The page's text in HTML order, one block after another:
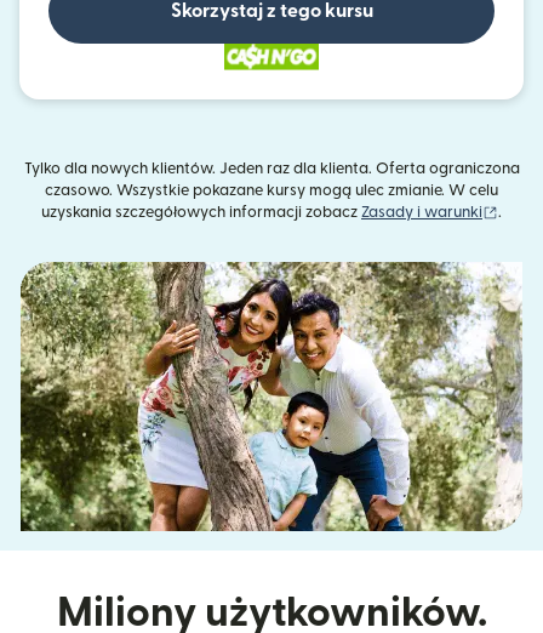
Skorzystaj z tego kursu
Tylko dla nowych klientów. Jeden raz dla klienta. Oferta ograniczona
czasowo. Wszystkie pokazane kursy mogą ulec zmianie. W celu
uzyskania szczegółowych informacji zobacz Zasady i warunki .
Miliony użytkowników.